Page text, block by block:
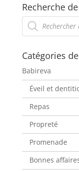
Recherche
Recherche
de
produits
Catégories
Babireva
Éveil et
Repas
Propreté
Promenade
Bonnes